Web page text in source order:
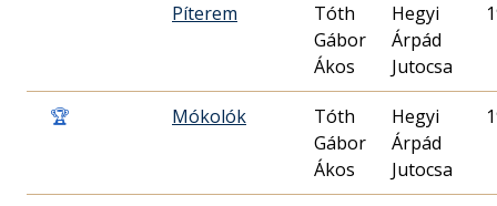
Píterem
Tóth
Gábor
Ákos
Hegyi
Árpád
Jutocsa
🏆 Mókolók
Tóth
Gábor
Ákos
Hegyi
Árpád
Jutocsa